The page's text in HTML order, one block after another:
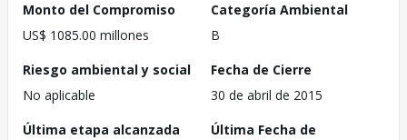
Monto del Compromiso
US$ 1085.00 millones
Categoría Ambiental
B
Riesgo ambiental y social
No aplicable
Fecha de Cierre
30 de abril de 2015
Última etapa alcanzada
Última Fecha de